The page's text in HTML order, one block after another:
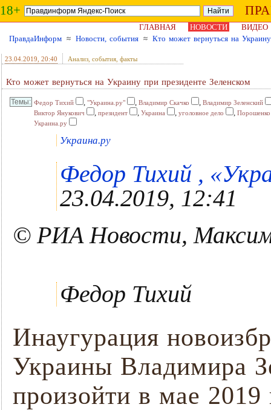
18+
ГЛАВНАЯ НОВОСТИ
ВИДЕО
ПравдаИнформ ≈ Новости, события ≈ Кто может вернуться на
23.04.2019 , 20:40 Анализ, события, факты
Кто может вернуться на Украину при президенте Зеленском
Федор Тихий , "Украина.ру" , Владимир Скачко , Владимир Зеленский
Виктор Янукович
, президент , Украина , уголовное дело , Порошенко
Украина.ру
Украина.ру
Федор Тихий ,
23.04.2019, 12:41
© РИА Новости,
Федор Тихий
Инаугурация
Украины Владимира
произойти в мае 2019